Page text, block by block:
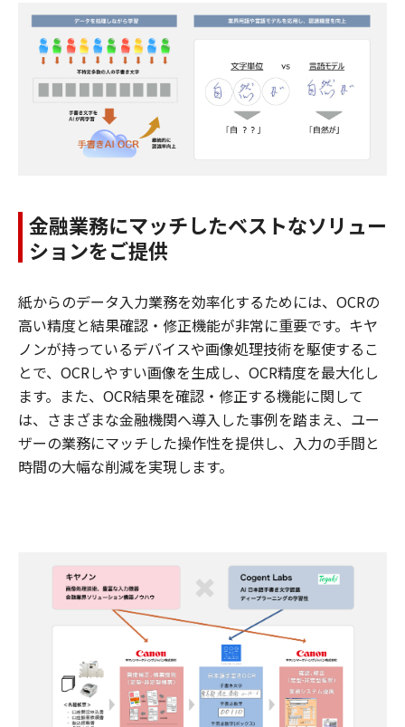
金融業務にマッチしたベストなソリュー
ションをご提供
紙からのデータ入力業務を効率化するためには、OCRの
高い精度と結果確認・修正機能が非常に重要です。キヤ
ノンが持っているデバイスや画像処理技術を駆使するこ
とで、OCRしやすい画像を生成し、OCR精度を最大化し
ます。また、OCR結果を確認・修正する機能に関して
は、さまざまな金融機関へ導入した事例を踏まえ、ユー
ザーの業務にマッチした操作性を提供し、入力の手間と
時間の大幅な削減を実現します。